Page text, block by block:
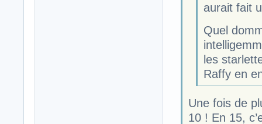
aurait fait
Quel
les
Raffy en
Une fois de
10 ! En 15,